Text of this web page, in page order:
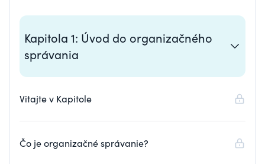
Kapitola 1: Úvod do organizačného
správania
Vitajte v Kapitole
Čo je organizačné správanie?